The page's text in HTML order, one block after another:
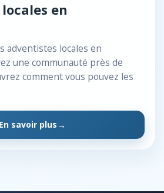
en
adventistes locales en
une communauté près de
comment vous pouvez les
En savoir plus